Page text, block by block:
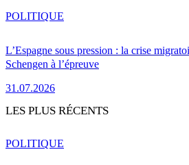
L’Espagne sous pression : la crise
Schengen à l’épreuve
31.07.2026
POLITIQUE
LES PLUS RÉCENTS
POLITIQUE